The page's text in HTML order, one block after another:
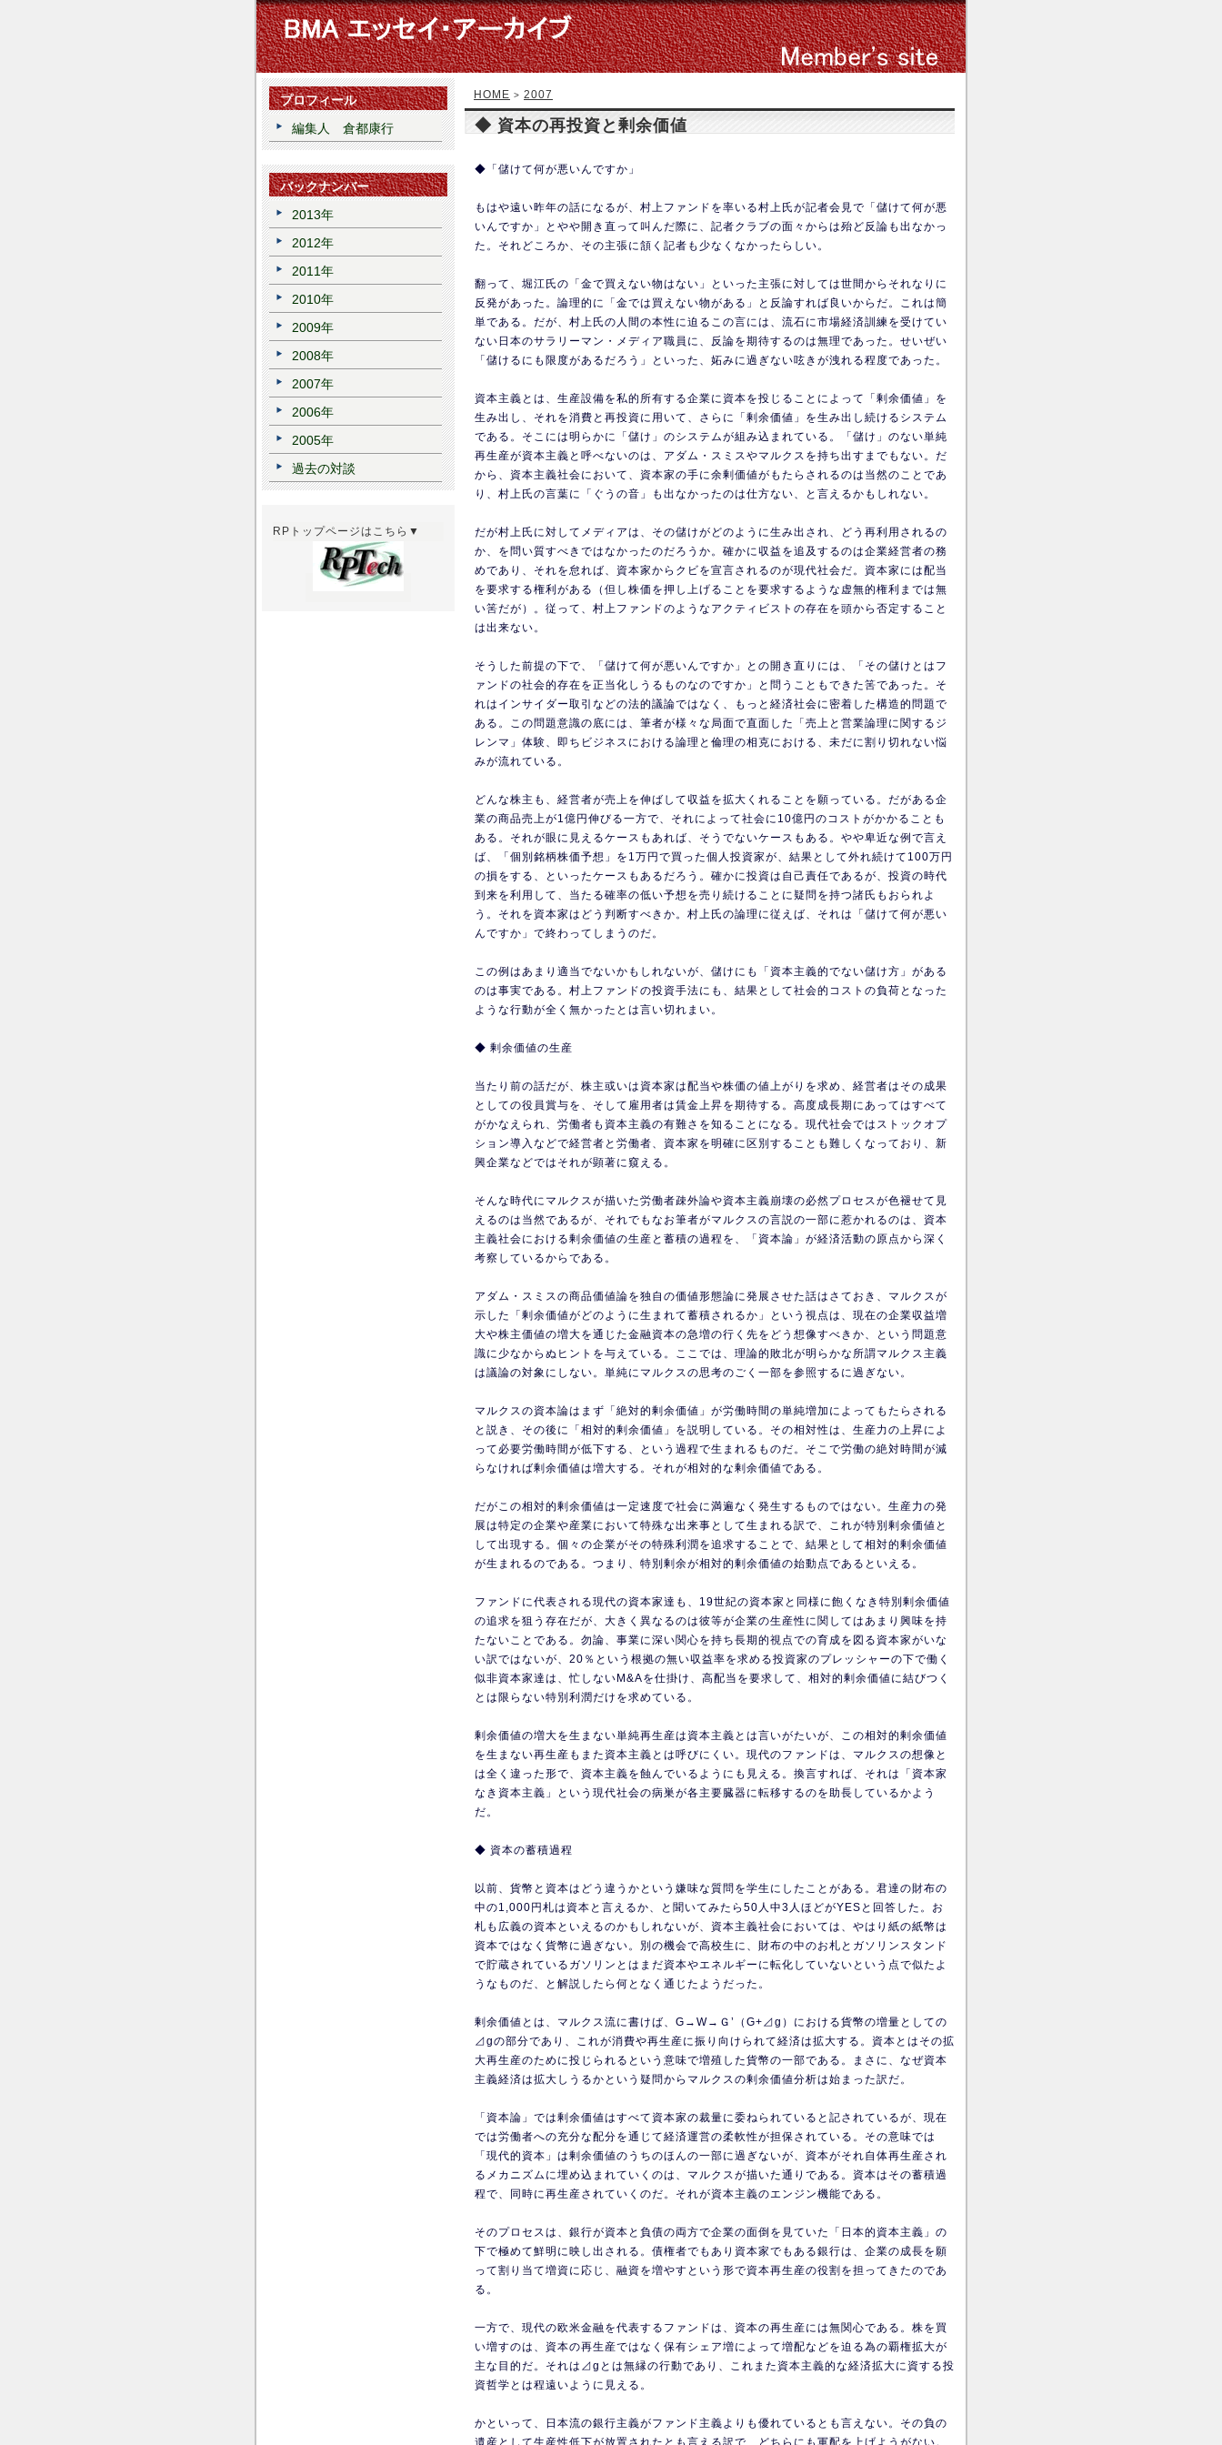
HOME > 2007
◆ 資本の再投資と剰余価値
◆「儲けて何が悪いんですか」
もはや遠い昨年の話になるが、村上ファンドを率いる村上氏が記者会見で「儲けて何が悪
いんですか」とやや開き直って叫んだ際に、記者クラブの面々からは殆ど反論も出なかっ
た。それどころか、その主張に頷く記者も少なくなかったらしい。
翻って、堀江氏の「金で買えない物はない」といった主張に対しては世間からそれなりに
反発があった。論理的に「金では買えない物がある」と反論すれば良いからだ。これは簡
単である。だが、村上氏の人間の本性に迫るこの言には、流石に市場経済訓練を受けてい
ない日本のサラリーマン・メディア職員に、反論を期待するのは無理であった。せいぜい
「儲けるにも限度があるだろう」といった、妬みに過ぎない呟きが洩れる程度であった。
資本主義とは、生産設備を私的所有する企業に資本を投じることによって「剰余価値」を
生み出し、それを消費と再投資に用いて、さらに「剰余価値」を生み出し続けるシステム
である。そこには明らかに「儲け」のシステムが組み込まれている。「儲け」のない単純
再生産が資本主義と呼べないのは、アダム・スミスやマルクスを持ち出すまでもない。だ
から、資本主義社会において、資本家の手に余剰価値がもたらされるのは当然のことであ
り、村上氏の言葉に「ぐうの音」も出なかったのは仕方ない、と言えるかもしれない。
だが村上氏に対してメディアは、その儲けがどのように生み出され、どう再利用されるの
か、を問い質すべきではなかったのだろうか。確かに収益を追及するのは企業経営者の務
めであり、それを怠れば、資本家からクビを宣言されるのが現代社会だ。資本家には配当
を要求する権利がある（但し株価を押し上げることを要求するような虚無的権利までは無
い筈だが）。従って、村上ファンドのようなアクティビストの存在を頭から否定すること
は出来ない。
そうした前提の下で、「儲けて何が悪いんですか」との開き直りには、「その儲けとはフ
ァンドの社会的存在を正当化しうるものなのですか」と問うこともできた筈であった。そ
れはインサイダー取引などの法的議論ではなく、もっと経済社会に密着した構造的問題で
ある。この問題意識の底には、筆者が様々な局面で直面した「売上と営業論理に関するジ
レンマ」体験、即ちビジネスにおける論理と倫理の相克における、未だに割り切れない悩
みが流れている。
どんな株主も、経営者が売上を伸ばして収益を拡大くれることを願っている。だがある企
業の商品売上が1億円伸びる一方で、それによって社会に10億円のコストがかかることも
ある。それが眼に見えるケースもあれば、そうでないケースもある。やや卑近な例で言え
ば、「個別銘柄株価予想」を1万円で買った個人投資家が、結果として外れ続けて100万円
の損をする、といったケースもあるだろう。確かに投資は自己責任であるが、投資の時代
到来を利用して、当たる確率の低い予想を売り続けることに疑問を持つ諸氏もおられよ
う。それを資本家はどう判断すべきか。村上氏の論理に従えば、それは「儲けて何が悪い
んですか」で終わってしまうのだ。
この例はあまり適当でないかもしれないが、儲けにも「資本主義的でない儲け方」がある
のは事実である。村上ファンドの投資手法にも、結果として社会的コストの負荷となった
ような行動が全く無かったとは言い切れまい。
◆ 剰余価値の生産
当たり前の話だが、株主或いは資本家は配当や株価の値上がりを求め、経営者はその成果
としての役員賞与を、そして雇用者は賃金上昇を期待する。高度成長期にあってはすべて
がかなえられ、労働者も資本主義の有難さを知ることになる。現代社会ではストックオプ
ション導入などで経営者と労働者、資本家を明確に区別することも難しくなっており、新
興企業などではそれが顕著に窺える。
そんな時代にマルクスが描いた労働者疎外論や資本主義崩壊の必然プロセスが色褪せて見
えるのは当然であるが、それでもなお筆者がマルクスの言説の一部に惹かれるのは、資本
主義社会における剰余価値の生産と蓄積の過程を、「資本論」が経済活動の原点から深く
考察しているからである。
アダム・スミスの商品価値論を独自の価値形態論に発展させた話はさておき、マルクスが
示した「剰余価値がどのように生まれて蓄積されるか」という視点は、現在の企業収益増
大や株主価値の増大を通じた金融資本の急増の行く先をどう想像すべきか、という問題意
識に少なからぬヒントを与えている。ここでは、理論的敗北が明らかな所謂マルクス主義
は議論の対象にしない。単純にマルクスの思考のごく一部を参照するに過ぎない。
マルクスの資本論はまず「絶対的剰余価値」が労働時間の単純増加によってもたらされる
と説き、その後に「相対的剰余価値」を説明している。その相対性は、生産力の上昇によ
って必要労働時間が低下する、という過程で生まれるものだ。そこで労働の絶対時間が減
らなければ剰余価値は増大する。それが相対的な剰余価値である。
だがこの相対的剰余価値は一定速度で社会に満遍なく発生するものではない。生産力の発
展は特定の企業や産業において特殊な出来事として生まれる訳で、これが特別剰余価値と
して出現する。個々の企業がその特殊利潤を追求することで、結果として相対的剰余価値
が生まれるのである。つまり、特別剰余が相対的剰余価値の始動点であるといえる。
ファンドに代表される現代の資本家達も、19世紀の資本家と同様に飽くなき特別剰余価値
の追求を狙う存在だが、大きく異なるのは彼等が企業の生産性に関してはあまり興味を持
たないことである。勿論、事業に深い関心を持ち長期的視点での育成を図る資本家がいな
い訳ではないが、20％という根拠の無い収益率を求める投資家のプレッシャーの下で働く
似非資本家達は、忙しないM&Aを仕掛け、高配当を要求して、相対的剰余価値に結びつく
とは限らない特別利潤だけを求めている。
剰余価値の増大を生まない単純再生産は資本主義とは言いがたいが、この相対的剰余価値
を生まない再生産もまた資本主義とは呼びにくい。現代のファンドは、マルクスの想像と
は全く違った形で、資本主義を蝕んでいるようにも見える。換言すれば、それは「資本家
なき資本主義」という現代社会の病巣が各主要臓器に転移するのを助長しているかよう
だ。
◆ 資本の蓄積過程
以前、貨幣と資本はどう違うかという嫌味な質問を学生にしたことがある。君達の財布の
中の1,000円札は資本と言えるか、と聞いてみたら50人中3人ほどがYESと回答した。お
札も広義の資本といえるのかもしれないが、資本主義社会においては、やはり紙の紙幣は
資本ではなく貨幣に過ぎない。別の機会で高校生に、財布の中のお札とガソリンスタンド
で貯蔵されているガソリンとはまだ資本やエネルギーに転化していないという点で似たよ
うなものだ、と解説したら何となく通じたようだった。
剰余価値とは、マルクス流に書けば、G→W→Ｇ’（G+⊿g）における貨幣の増量としての
⊿gの部分であり、これが消費や再生産に振り向けられて経済は拡大する。資本とはその拡
大再生産のために投じられるという意味で増殖した貨幣の一部である。まさに、なぜ資本
主義経済は拡大しうるかという疑問からマルクスの剰余価値分析は始まった訳だ。
「資本論」では剰余価値はすべて資本家の裁量に委ねられていると記されているが、現在
では労働者への充分な配分を通じて経済運営の柔軟性が担保されている。その意味では
「現代的資本」は剰余価値のうちのほんの一部に過ぎないが、資本がそれ自体再生産され
るメカニズムに埋め込まれていくのは、マルクスが描いた通りである。資本はその蓄積過
程で、同時に再生産されていくのだ。それが資本主義のエンジン機能である。
そのプロセスは、銀行が資本と負債の両方で企業の面倒を見ていた「日本的資本主義」の
下で極めて鮮明に映し出される。債権者でもあり資本家でもある銀行は、企業の成長を願
って割り当て増資に応じ、融資を増やすという形で資本再生産の役割を担ってきたのであ
る。
一方で、現代の欧米金融を代表するファンドは、資本の再生産には無関心である。株を買
い増すのは、資本の再生産ではなく保有シェア増によって増配などを迫る為の覇権拡大が
主な目的だ。それは⊿gとは無縁の行動であり、これまた資本主義的な経済拡大に資する投
資哲学とは程遠いように見える。
かといって、日本流の銀行主義がファンド主義よりも優れているとも言えない。その負の
遺産として生産性低下が放置されたとも言える訳で、どちらにも軍配を上げようがない。
プロフィール
編集人 倉都康行
バックナンバー
2013年
2012年
2011年
2010年
2009年
2008年
2007年
2006年
2005年
過去の対談
RPトップページはこちら▼